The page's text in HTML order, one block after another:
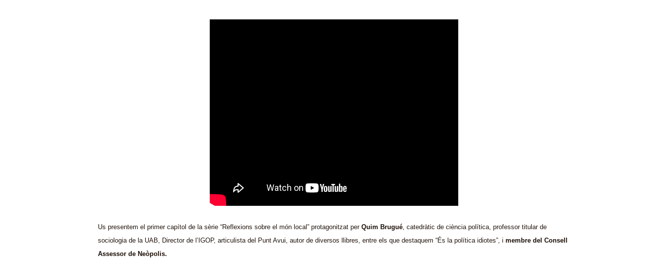
Us presentem el primer capítol de la sèrie “Reflexions sobre el món local” protagonitzat perQuim Brugué, catedràtic de ciència política, professor titular de
sociologia de la UAB, Director de l’IGOP, articulista del Punt Avui, autor de diversos llibres, entre els que destaquem “És la política idiotes”, i membre del Consell
Assessor de Neòpolis.